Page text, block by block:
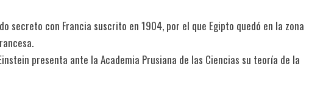
secreto con Francia suscrito en 1904, por el que Egipto quedó en la zona
presenta ante la Academia Prusiana de las Ciencias su teoría de la